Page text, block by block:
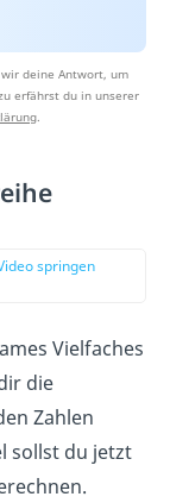
wir deine Antwort, um
erfährst du in unserer
.
springen
Vielfaches
die
Zahlen
sollst du jetzt